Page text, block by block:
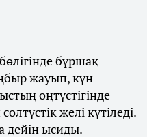
бұршақ
жауып, күн
оңтүстігінде
желі күтіледі.
дейін ысиды.